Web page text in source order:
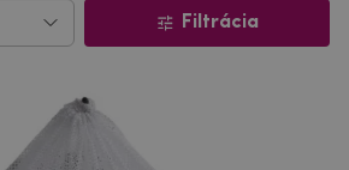
Filtrácia